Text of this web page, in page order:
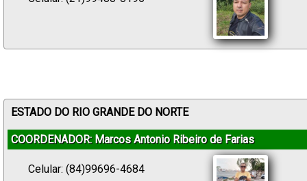
ESTADO DO RIO GRANDE DO NORTE
COORDENADOR: Marcos Antonio Ribeiro de Farias
Celular: (84)99696-4684